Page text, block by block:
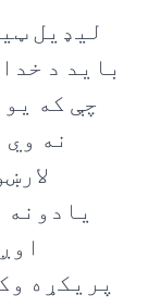
لیډیل
باید د
چې که
نه
یادونه
پریکړه